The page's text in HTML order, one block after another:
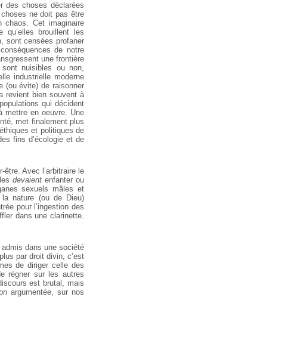
des choses déclarées
ne doit pas être
Cet imaginaire
qu’elles brouillent les
sont censées profaner
de notre
une frontière
nuisibles ou non,
industrielle moderne
(ou évite) de raisonner
revient bien souvent à
qui décident
mettre en oeuvre. Une
met finalement plus
et politiques de
fins d’écologie et de
Avec l’arbitraire le
devaient enfanter ou
sexuels mâles et
nature (ou de Dieu)
pour l’ingestion des
dans une clarinette.
dans une société
par droit divin, c’est
de diriger celle des
régner sur les autres
est brutal, mais
argumentée, sur nos